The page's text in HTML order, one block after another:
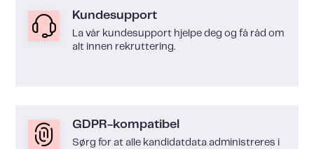
Kundesupport
La vår kundesupport hjelpe deg og få råd om
alt innen rekruttering.
GDPR-kompatibel
Sørg for at alle kandidatdata administreres i